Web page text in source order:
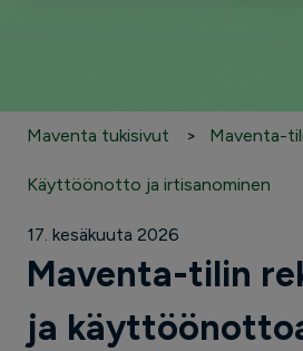
Maventa tukisivut Maventa-tili
Käyttöönotto ja irtisanominen
17. kesäkuuta 2026
Maventa-tilin
ja